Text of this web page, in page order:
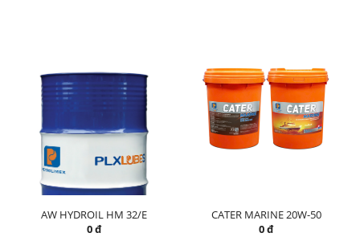
AW HYDROIL HM 32/E
0 đ
CATER MARINE 20W-50
0 đ